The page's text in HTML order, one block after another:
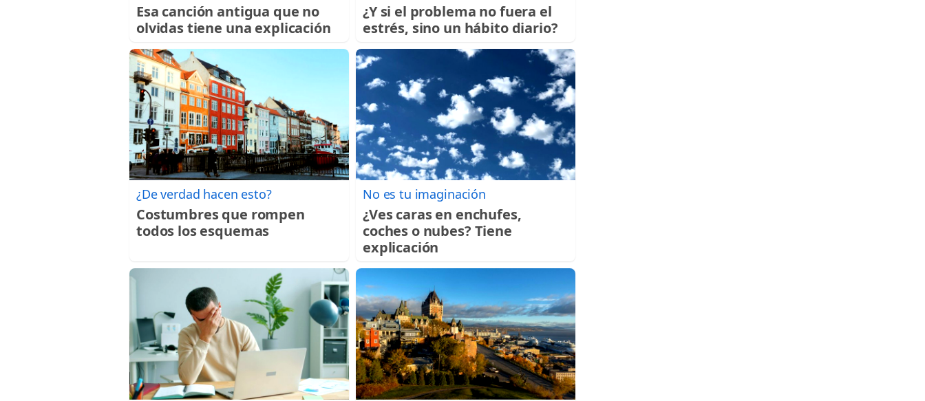
Esa canción antigua que no
olvidas tiene una explicación
¿Y si el problema no fuera el
estrés, sino un hábito diario?
¿De verdad hacen esto?
Costumbres que rompen
todos los esquemas
No es tu imaginación
¿Ves caras en enchufes,
coches o nubes? Tiene
explicación